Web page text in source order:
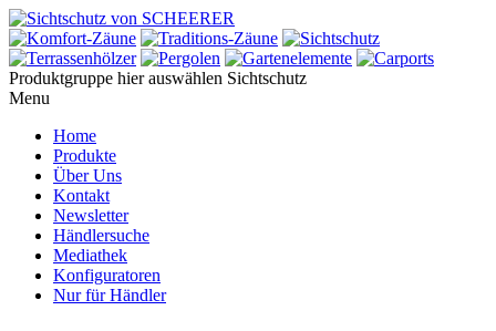
Produktgruppe hier auswählen Sichtschutz
Menu
Home
Produkte
Über Uns
Kontakt
Newsletter
Händlersuche
Mediathek
Konfiguratoren
Nur für Händler